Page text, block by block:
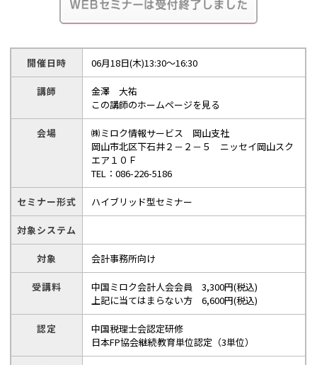
開催日時 06月18日(木)13:30～16:30
講師
金澤 大祐
この講師のホームページを見る
会場
㈱ミロク情報サービス 岡山支社
岡山市北区下石井２－２－５ ニッセイ岡山スク
エア１０Ｆ
TEL：086-226-5186
セミナー形式 ハイブリッド型セミナー
対象システム
対象 会計事務所向け
受講料
中国ミロク会計人会会員 3,300円(税込)
上記に当てはまらない方 6,600円(税込)
認定
中国税理士会認定研修
日本FP協会継続教育単位認定（3単位）